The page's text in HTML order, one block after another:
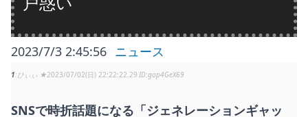
2023/7/3 2:45:56 ニュース
1 ひぃぃ ★2023/07/02(日) 22:22:22.29 gop4GeX69
SNSで時折話題になる「ジェネレーションギャッ